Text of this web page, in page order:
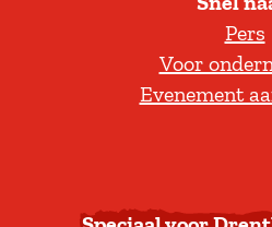
t
e
r
a
Pers
Voor
Evenement